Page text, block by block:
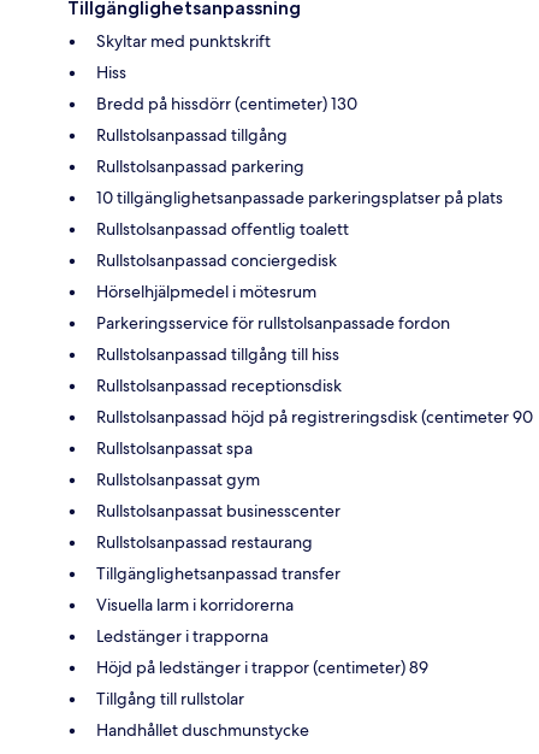
Tillgänglighetsanpassning
Skyltar med punktskrift
Hiss
Bredd på hissdörr (centimeter) 130
Rullstolsanpassad tillgång
Rullstolsanpassad parkering
10 tillgänglighetsanpassade parkeringsplatser på plats
Rullstolsanpassad offentlig toalett
Rullstolsanpassad conciergedisk
Hörselhjälpmedel i mötesrum
Parkeringsservice för rullstolsanpassade fordon
Rullstolsanpassad tillgång till hiss
Rullstolsanpassad receptionsdisk
Rullstolsanpassad höjd på registreringsdisk (centimeter 90
Rullstolsanpassat spa
Rullstolsanpassat gym
Rullstolsanpassat businesscenter
Rullstolsanpassad restaurang
Tillgänglighetsanpassad transfer
Visuella larm i korridorerna
Ledstänger i trapporna
Höjd på ledstänger i trappor (centimeter) 89
Tillgång till rullstolar
Handhållet duschmunstycke